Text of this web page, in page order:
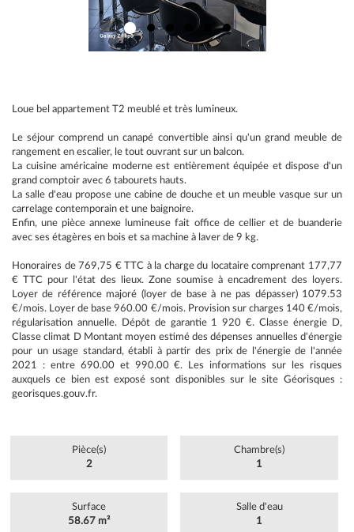
Loue bel appartement T2 meublé et très lumineux.
Le séjour comprend un canapé convertible ainsi qu'un grand meuble de
rangement en escalier, le tout ouvrant sur un balcon.
La cuisine américaine moderne est entièrement équipée et dispose d'un
grand comptoir avec 6 tabourets hauts.
La salle d'eau propose une cabine de douche et un meuble vasque sur un
carrelage contemporain et une baignoire.
Enfin, une pièce annexe lumineuse fait office de cellier et de buanderie
avec ses étagères en bois et sa machine à laver de 9 kg.
Honoraires de 769,75 € TTC à la charge du locataire comprenant 177,77
€ TTC pour l'état des lieux. Zone soumise à encadrement des loyers.
Loyer de référence majoré (loyer de base à ne pas dépasser) 1079.53
€/mois. Loyer de base 960.00 €/mois. Provision sur charges 140 €/mois,
régularisation annuelle. Dépôt de garantie 1 920 €. Classe énergie D,
Classe climat D Montant moyen estimé des dépenses annuelles d'énergie
pour un usage standard, établi à partir des prix de l'énergie de l'année
2021 : entre 690.00 et 990.00 €. Les informations sur les risques
auxquels ce bien est exposé sont disponibles sur le site Géorisques :
georisques.gouv.fr.
Pièce(s)
2
Chambre(s)
1
Surface
58.67 m²
Salle d'eau
1